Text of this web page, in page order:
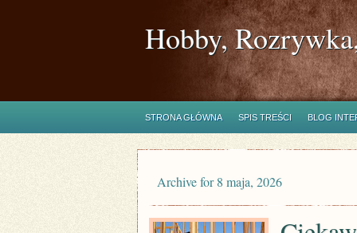
Hobby,
STRONA GŁÓWNA SPIS TREŚCI BLOG
Archive for 8 maja, 2026